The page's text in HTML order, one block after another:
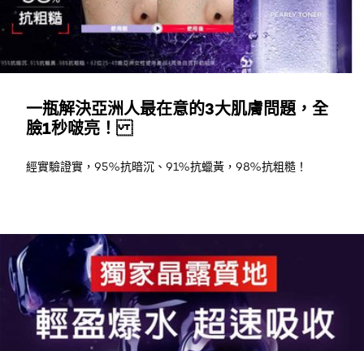
一瓶解決亞洲人最在意的3大肌膚問題，全
臉1秒啵亮！
經實驗證實，95%抗暗沉、91%抗蠟黃，98%抗粗糙！